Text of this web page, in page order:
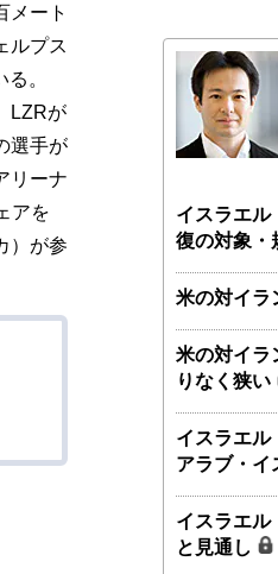
メート
ルプス
る。
LZRが
選手が
リーナ
アを
）が参
イスラエル
復の対象・
米の対イラ
米の対イラ
りなく狭い
イスラエル
アラブ・イ
イスラエル
と見通し